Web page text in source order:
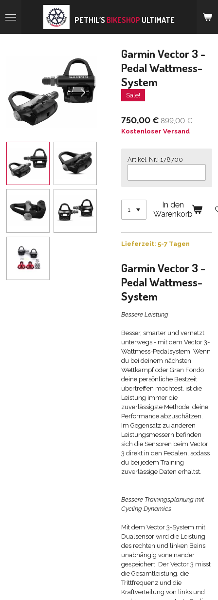
Hauptinhalt
PETHIL´S BIKESHOP ULTIMATE
Garmin Vector 3 -
Pedal Wattmess-
System
Sale!
750,00 € 899,00 €
Kostenloser Versand
Artikel-Nr.: 178700
In den
Warenkorb
Lieferzeit: 5-7 Tagen
Garmin Vector 3 -
Pedal Wattmess-
System
Bessere Leistung
Besser, smarter und vernetzt
unterwegs - mit dem Vector 3-
Wattmess-Pedalsystem. Wenn
du bei deinem nächsten
Wettkampf oder Gran Fondo
deine persönliche Bestzeit
übertreffen möchtest, ist die
Leistung immer die
zuverlässigste Methode, deine
Performance abzuschätzen.
Im Gegensatz zu anderen
Leistungsmessern befinden
sich die Sensoren beim Vector
3 direkt in den Pedalen, sodass
du bei jedem Training
zuverlässige Daten erhältst.
Bessere Trainingsplanung mit
Cycling Dynamics
Mit dem Vector 3-System mit
Dualsensor wird die Leistung
des rechten und linken Beins
unabhängig voneinander
gespeichert. Der Vector 3 misst
die Gesamtleistung, die
Trittfrequenz und die
Kraftverteilung von links und